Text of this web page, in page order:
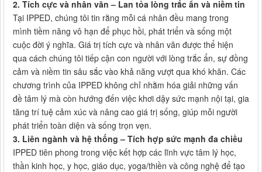
2. Tích cực và nhân văn – Lan tỏa lòng trắc ẩn và niềm tin
Tại IPPED, chúng tôi tin rằng mỗi cá nhân đều mang trong
mình tiềm năng vô hạn để phục hồi, phát triển và sống một
cuộc đời ý nghĩa. Giá trị tích cực và nhân văn được thể hiện
qua cách chúng tôi tiếp cận con người với lòng trắc ẩn, sự đồng
cảm và niềm tin sâu sắc vào khả năng vượt qua khó khăn. Các
chương trình của IPPED không chỉ nhằm hóa giải những vấn
đề tâm lý mà còn hướng đến việc khơi dậy sức mạnh nội tại, gia
tăng trí tuệ cảm xúc và nâng cao giá trị sống, giúp mỗi người
phát triển toàn diện và sống trọn vẹn.
3. Liên ngành và hệ thống – Tích hợp sức mạnh đa chiều
IPPED tiên phong trong việc kết hợp các lĩnh vực tâm lý học,
thần kinh học, y học, giáo dục, yoga/thiền và công nghệ để tạo